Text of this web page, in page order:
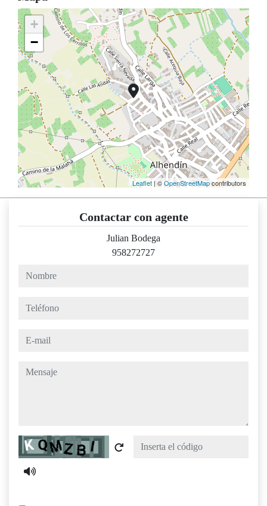
+
−
Leaflet| ©OpenStreetMapcontributors
Contactar con agente
Julian Bodega
958272727
nombre
teléfono
e-mail
mensaje
Captcha